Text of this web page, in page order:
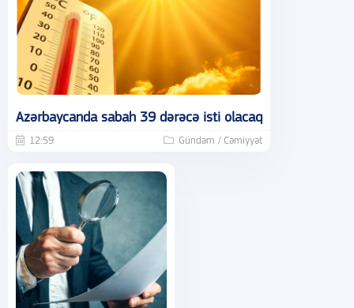
Azərbaycanda sabah 39 dərəcə isti olacaq
12:59 Gündəm / Cəmiyyət